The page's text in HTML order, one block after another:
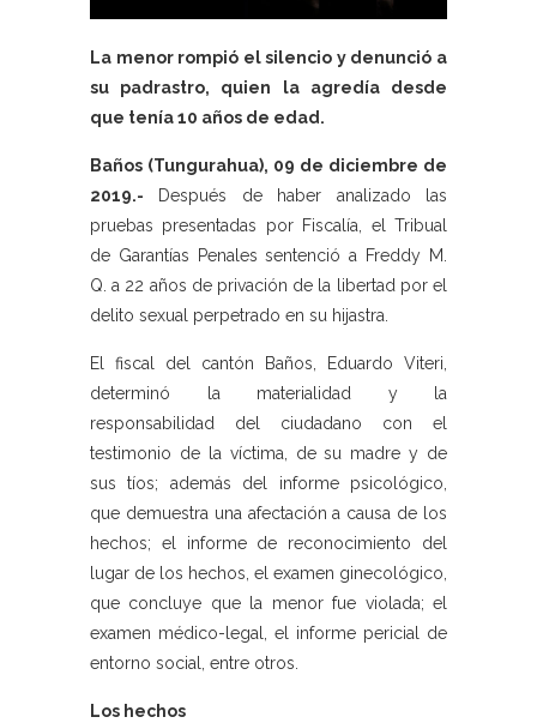
La menor rompió el silencio y denunció a
su padrastro, quien la agredía desde
que tenía 10 años de edad.
Baños (Tungurahua), 09 de diciembre de
2019.- Después de haber analizado las
pruebas presentadas por Fiscalía, el Tribual
de Garantías Penales sentenció a Freddy M.
Q. a 22 años de privación de la libertad por el
delito sexual perpetrado en su hijastra.
El fiscal del cantón Baños, Eduardo Viteri,
determinó la materialidad y la
responsabilidad del ciudadano con el
testimonio de la víctima, de su madre y de
sus tíos; además del informe psicológico,
que demuestra una afectación a causa de los
hechos; el informe de reconocimiento del
lugar de los hechos, el examen ginecológico,
que concluye que la menor fue violada; el
examen médico-legal, el informe pericial de
entorno social, entre otros.
Los hechos